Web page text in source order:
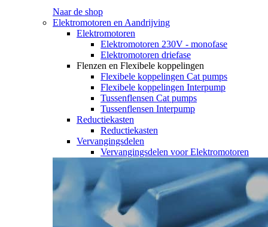
Naar de shop
Elektromotoren en Aandrijving
Elektromotoren
Elektromotoren 230V - monofase
Elektromotoren driefase
Flenzen en Flexibele koppelingen
Flexibele koppelingen Cat pumps
Flexibele koppelingen Interpump
Tussenflensen Cat pumps
Tussenflensen Interpump
Reductiekasten
Reductiekasten
Vervangingsdelen
Vervangingsdelen voor Elektromotoren